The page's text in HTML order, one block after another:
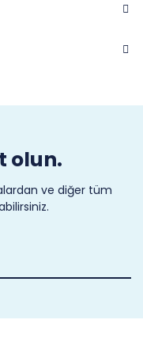
olun.
ve diğer tüm